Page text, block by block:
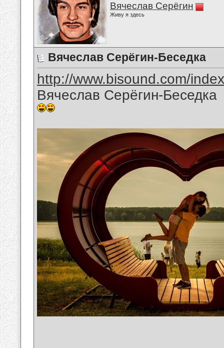
Вячеслав Серёгин
Живу я здесь
Вячеслав Серёгин-Беседка
http://www.bisound.com/
Вячеслав Серёгин-Беседка